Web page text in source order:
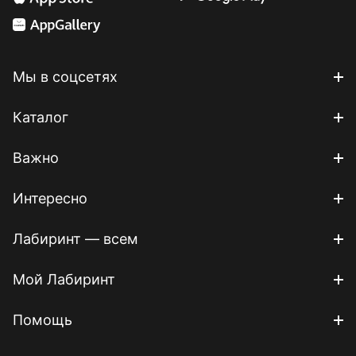
Мы в соцсетях
Каталог
Важно
Интересно
Лабиринт — всем
Мой Лабиринт
Помощь